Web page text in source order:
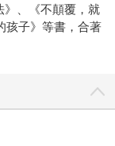
》、《不顛覆，就
孩子》等書，合著